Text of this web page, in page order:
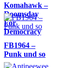
Komahawk –
Doomsday
For
Democracy
FB1964 –
Punk und so